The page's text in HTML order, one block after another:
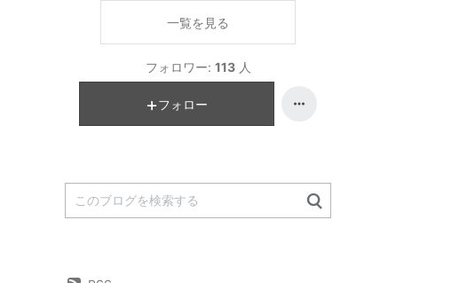
一覧を見る
フォロワー: 113 人
フォロー